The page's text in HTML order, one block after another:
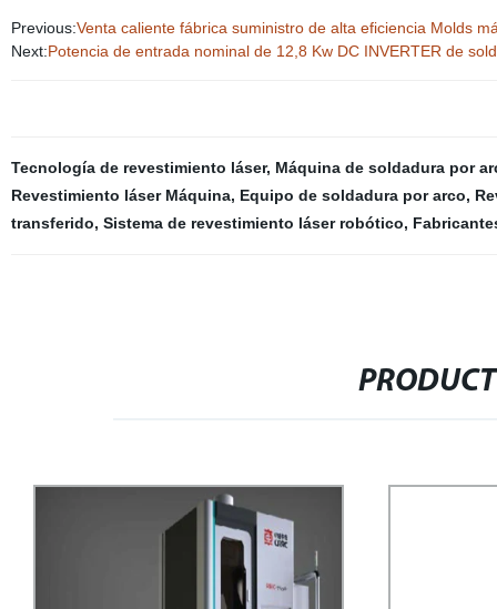
Previous:Venta caliente fábrica suministro de alta eficiencia Molds
Next:Potencia de entrada nominal de 12,8 Kw DC INVERTER de
Tecnología de revestimiento láser, Máquina de soldadura por
Revestimiento láser Máquina, Equipo de soldadura por arco,
transferido, Sistema de revestimiento láser robótico,